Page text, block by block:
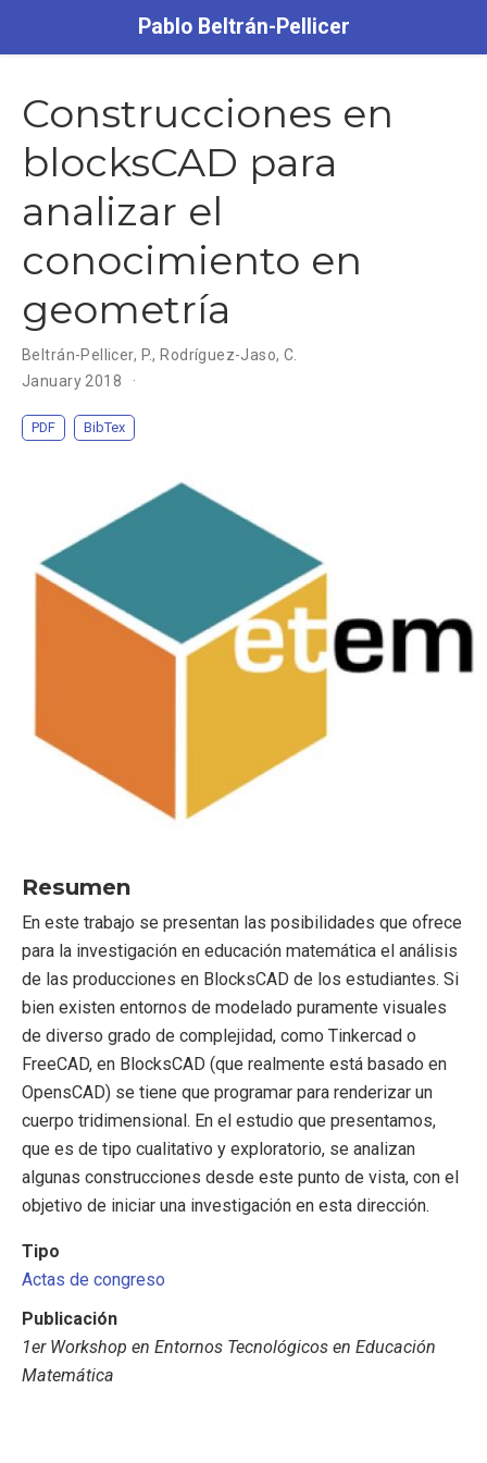
Pablo Beltrán-Pellicer
Construcciones en
blocksCAD para
analizar el
conocimiento en
geometría
Beltrán-Pellicer, P., Rodríguez-Jaso, C.
January 2018
PDF BibTex
Resumen
En este trabajo se presentan las posibilidades que ofrece
para la investigación en educación matemática el análisis
de las producciones en BlocksCAD de los estudiantes. Si
bien existen entornos de modelado puramente visuales
de diverso grado de complejidad, como Tinkercad o
FreeCAD, en BlocksCAD (que realmente está basado en
OpensCAD) se tiene que programar para renderizar un
cuerpo tridimensional. En el estudio que presentamos,
que es de tipo cualitativo y exploratorio, se analizan
algunas construcciones desde este punto de vista, con el
objetivo de iniciar una investigación en esta dirección.
Tipo
Actas de congreso
Publicación
1er Workshop en Entornos Tecnológicos en Educación
Matemática